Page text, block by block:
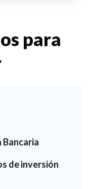
para
de inversión